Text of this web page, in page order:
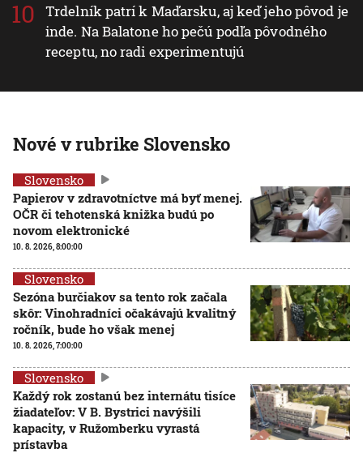
Trdelník patrí k Maďarsku, aj keď jeho pôvod je
inde. Na Balatone ho pečú podľa pôvodného
receptu, no radi experimentujú
Nové v rubrike Slovensko
Slovensko
Papierov v zdravotníctve má byť menej.
OČR či tehotenská knižka budú po
novom elektronické
10. 8. 2026, 8:00:00
Slovensko
Sezóna burčiakov sa tento rok začala
skôr: Vinohradníci očakávajú kvalitný
ročník, bude ho však menej
10. 8. 2026, 7:00:00
Slovensko
Každý rok zostanú bez internátu tisíce
žiadateľov: V B. Bystrici navýšili
kapacity, v Ružomberku vyrastá
prístavba